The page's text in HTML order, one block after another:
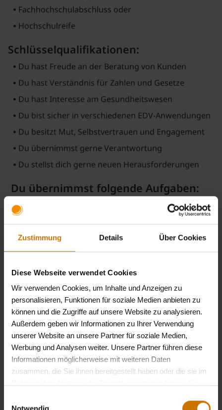
Zustimmung Details Über Cookies
Diese Webseite verwendet Cookies
Wir verwenden Cookies, um Inhalte und Anzeigen zu
personalisieren, Funktionen für soziale Medien anbieten zu
können und die Zugriffe auf unsere Website zu analysieren.
Außerdem geben wir Informationen zu Ihrer Verwendung
unserer Website an unsere Partner für soziale Medien,
Werbung und Analysen weiter. Unsere Partner führen diese
Informationen möglicherweise mit weiteren Daten
zusammen, die Sie ihnen bereitgestellt haben oder die sie im
Webseite weiterhin nutzen.
Notwendig
Fachhochschulabschluss oder
Hochschulreife
Schlüsselqualifikationen:
Du hast Freude an der Beratung von Kunden
Du hast Verständnis für Zahlen und Gesetze
Du hast Interesse am Gesundheitswesen
Du bist sicher in verschiedenen EDV-Anwendungen
Du besitzt Mut, Selbstvertrauen und Engagement
Du übernimmst gerne Verantwortung
Du stellst dich gerne neuen Herausforderungen
Du übernimmst folgende Aufgaben:
Bearbeitung sämtlicher Leistungsanfragen vonA
(wie Arbeitsunfähigkeitsfällen) bis
Mitwirkung an Unternehmenszielen
Wir bieten dir :
Eine abwechslungsreiche Ausbildung mit flexiblen
Arbeitszeiten
Wechselnde Einsätze in verschiedenen Teams und
an unterschiedlichen Standorten der BKK firmus
Umfassende Weiterbildungsmöglichkeiten:
Seminare, Workshops, E-Learning